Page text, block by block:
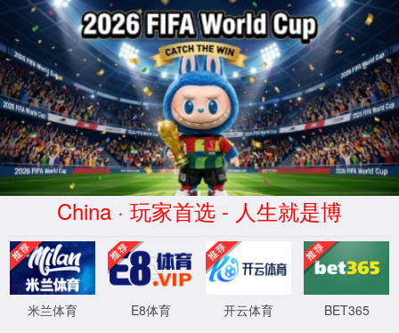
南宫ng·28相信品牌力量
服务器错误
404 - 找不到文件或目录。
您要查找的资源可能已被删除，已更改名称或者暂时不可用。